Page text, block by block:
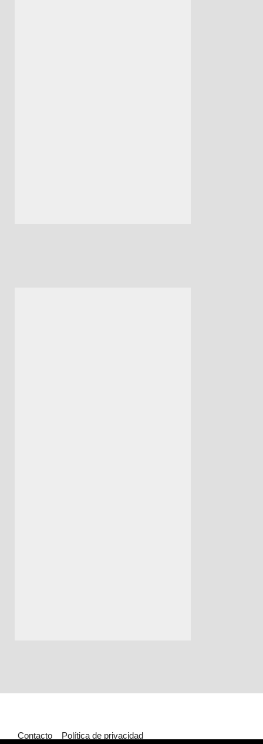
Contacto Política de privacidad